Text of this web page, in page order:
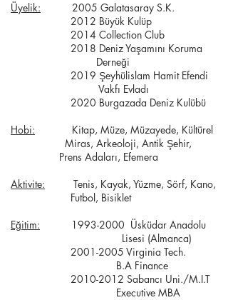
Üyelik: 2005 Galatasaray S.K.
2012 Büyük Kulüp
2014 Collection Club
2018 Deniz Yaşamını Koruma
Derneği
2019 Şeyhülislam Hamit Efendi
Vakfı Evladı
2020 Burgazada Deniz Kulübü
Hobi: Kitap, Müze, Müzayede, Kültürel
Miras, Arkeoloji, Antik Şehir,
Prens Adaları, Efemera
Aktivite: Tenis, Kayak, Yüzme, Sörf, Kano,
Futbol, Bisiklet
Eğitim:
1993-2000 Üsküdar Anadolu
Lisesi (Almanca)
2001-2005 Virginia Tech.
B.A Finance
2010-2012 Sabancı Uni./M.I.T
Executive MBA